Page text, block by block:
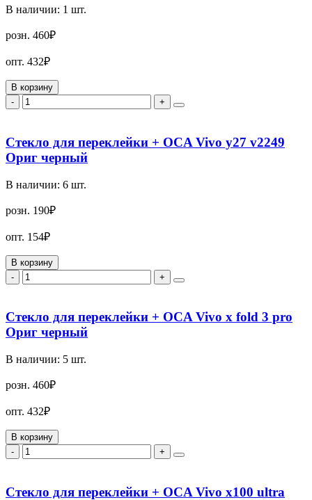
В наличии: 1 шт.
розн. 460₽
опт. 432₽
В корзину
-
+
Стекло для переклейки + OCA Vivo y27 v2249
Ориг черный
В наличии: 6 шт.
розн. 190₽
опт. 154₽
В корзину
-
+
Стекло для переклейки + OCA Vivo x fold 3 pro
Ориг черный
В наличии: 5 шт.
розн. 460₽
опт. 432₽
В корзину
-
+
Стекло для переклейки + OCA Vivo x100 ultra